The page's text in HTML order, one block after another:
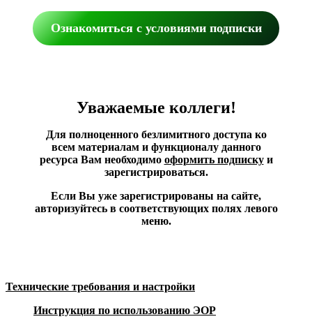
Ознакомиться с условиями подписки
Уважаемые коллеги!
Для полноценного безлимитного доступа ко
всем материалам и функционалу данного
ресурса Вам необходимо оформить подпискуи
зарегистрироваться.
Если Вы уже зарегистрированы на сайте,
авторизуйтесь в соответствующих полях левого
меню.
Технические требования и настройки
Инструкция по использованию ЭОР